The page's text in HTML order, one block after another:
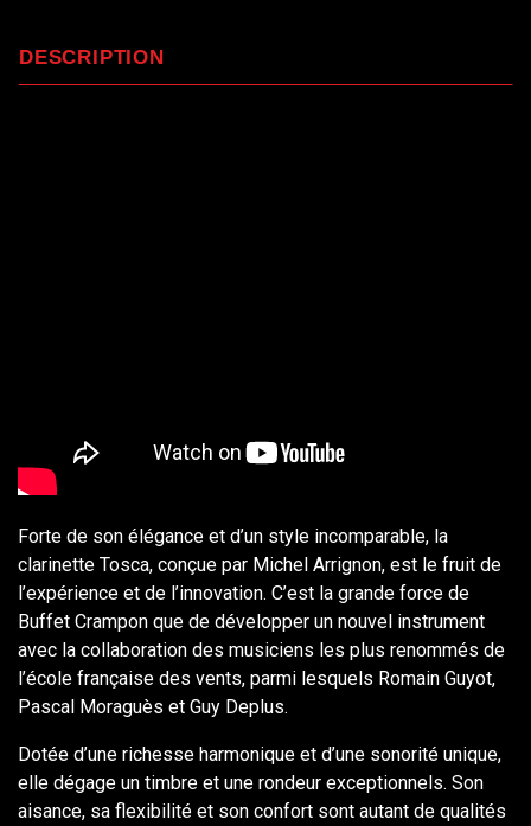
DESCRIPTION
Forte de son élégance et d’un style incomparable, la
clarinette Tosca, conçue par Michel Arrignon, est le fruit de
l’expérience et de l’innovation. C’est la grande force de
Buffet Crampon que de développer un nouvel instrument
avec la collaboration des musiciens les plus renommés de
l’école française des vents, parmi lesquels Romain Guyot,
Pascal Moraguès et Guy Deplus.
Dotée d’une richesse harmonique et d’une sonorité unique,
elle dégage un timbre et une rondeur exceptionnels. Son
aisance, sa flexibilité et son confort sont autant de qualités